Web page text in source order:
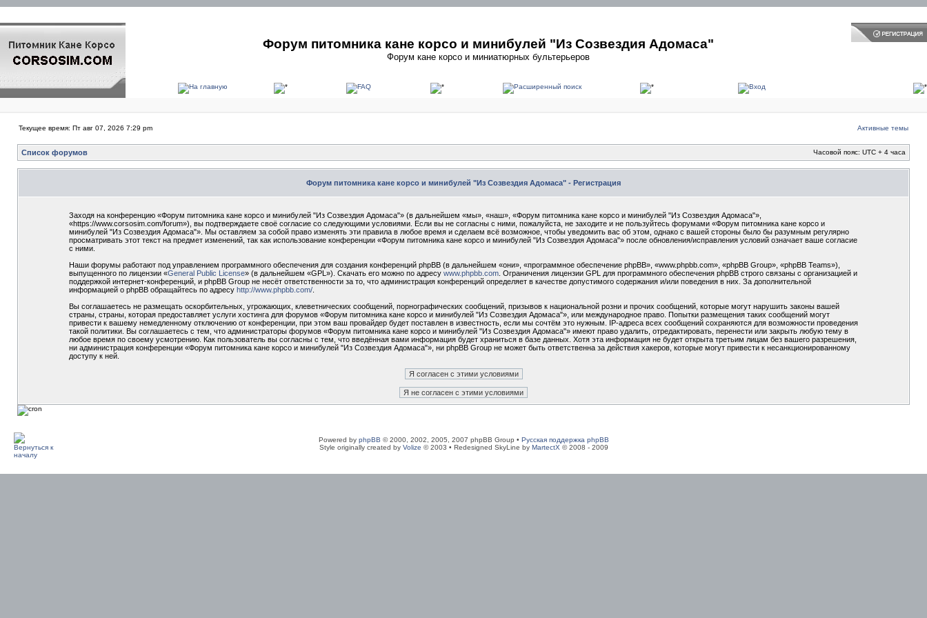
Форум питомника кане корсо и минибулей "Из Созвездия Адомаса"
Форум кане корсо и миниатюрных бультерьеров
Текущее время: Пт авг 07, 2026 7:29 pm Активные темы
Список форумов Часовой пояс: UTC + 4 часа
Форум питомника кане корсо и минибулей "Из Созвездия Адомаса" - Регистрация
Заходя на конференцию «Форум питомника кане корсо и минибулей "Из Созвездия Адомаса"» (в дальнейшем «мы», «наш», «Форум питомника кане корсо и минибулей "Из Созвездия Адомаса"»,
«https://www.corsosim.com/forum»), вы подтверждаете своё согласие со следующими условиями. Если вы не согласны с ними, пожалуйста, не заходите и не пользуйтесь форумами «Форум питомника кане корсо и
минибулей "Из Созвездия Адомаса"». Мы оставляем за собой право изменять эти правила в любое время и сделаем всё возможное, чтобы уведомить вас об этом, однако с вашей стороны было бы разумным регулярно
просматривать этот текст на предмет изменений, так как использование конференции «Форум питомника кане корсо и минибулей "Из Созвездия Адомаса"» после обновления/исправления условий означает ваше согласие
с ними.
Наши форумы работают под управлением программного обеспечения для создания конференций phpBB (в дальнейшем «они», «программное обеспечение phpBB», «www.phpbb.com», «phpBB Group», «phpBB Teams»),
выпущенного по лицензии «General Public License» (в дальнейшем «GPL»). Скачать его можно по адресу www.phpbb.com. Ограничения лицензии GPL для программного обеспечения phpBB строго связаны с организацией и
поддержкой интернет-конференций, и phpBB Group не несёт ответственности за то, что администрация конференций определяет в качестве допустимого содержания и/или поведения в них. За дополнительной
информацией о phpBB обращайтесь по адресу http://www.phpbb.com/.
Вы соглашаетесь не размещать оскорбительных, угрожающих, клеветнических сообщений, порнографических сообщений, призывов к национальной розни и прочих сообщений, которые могут нарушить законы вашей
страны, страны, которая предоставляет услуги хостинга для форумов «Форум питомника кане корсо и минибулей "Из Созвездия Адомаса"», или международное право. Попытки размещения таких сообщений могут
привести к вашему немедленному отключению от конференции, при этом ваш провайдер будет поставлен в известность, если мы сочтём это нужным. IP-адреса всех сообщений сохраняются для возможности проведения
такой политики. Вы соглашаетесь с тем, что администраторы форумов «Форум питомника кане корсо и минибулей "Из Созвездия Адомаса"» имеют право удалить, отредактировать, перенести или закрыть любую тему в
любое время по своему усмотрению. Как пользователь вы согласны с тем, что введённая вами информация будет храниться в базе данных. Хотя эта информация не будет открыта третьим лицам без вашего разрешения,
ни администрация конференции «Форум питомника кане корсо и минибулей "Из Созвездия Адомаса"», ни phpBB Group не может быть ответственна за действия хакеров, которые могут привести к несанкционированному
доступу к ней.
Powered by phpBB © 2000, 2002, 2005, 2007 phpBB Group • Русская поддержка phpBB
Style originally created by Volize © 2003 • Redesigned SkyLine by MartectX © 2008 - 2009